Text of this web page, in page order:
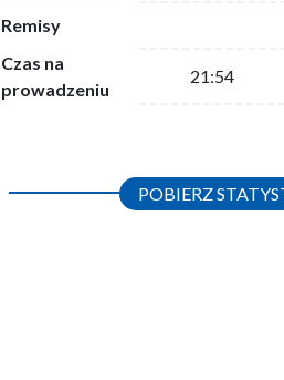
Remisy
Czas na
prowadzeniu
21:54
POBIERZ